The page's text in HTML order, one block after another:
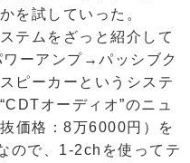
を試していった。
テムをざっと紹介して
ーアンプ→パッシブク
ピーカーというシステ
オーディオ”のニュ
価格：8万6000円）を
ので、1-2chを使ってテ